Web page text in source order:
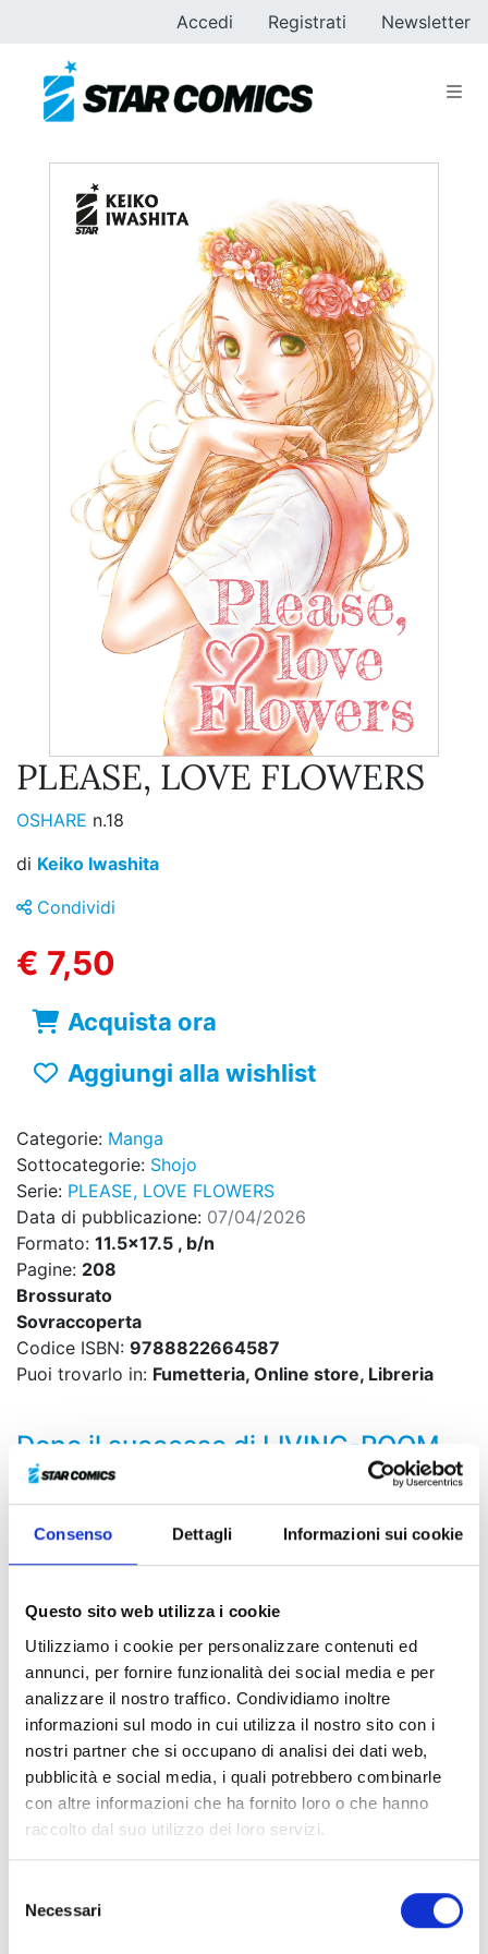
Consenso Dettagli Informazioni sui cookie
Questo sito web utilizza i cookie
Utilizziamo i cookie per personalizzare contenuti ed
annunci, per fornire funzionalità dei social media e per
analizzare il nostro traffico. Condividiamo inoltre
informazioni sul modo in cui utilizza il nostro sito con i
nostri partner che si occupano di analisi dei dati web,
pubblicità e social media, i quali potrebbero combinarle
con altre informazioni che ha fornito loro o che hanno
raccolto dal suo utilizzo dei loro servizi.
delNecessari
Accedi Registrati Newsletter
PLEASE, LOVE FLOWERS
OSHARE n.18
di Keiko Iwashita
Condividi
€ 7,50
Acquista ora
Aggiungi alla wishlist
Categorie: Manga
Sottocategorie: Shojo
Serie: PLEASE, LOVE FLOWERS
Data di pubblicazione: 07/04/2026
Formato: 11.5x17.5 , b/n
Pagine: 208
Brossurato
Sovraccoperta
Codice ISBN: 9788822664587
Puoi trovarlo in: Fumetteria, Online store, Libreria
Dopo il successo di LIVING-ROOM
MATSUNAGA-SAN e CHOKING ON
LOVE, Star Comics è orgogliosa di
presentare una delle prime opere
realizzate dalla talentuosa Keiko
Iwashita!
A causa di un inganno del padre, un incallito giocatore
d’azzardo, la liceale Shion si ritrova di punto in bianco
a lavorare e vivere in un negozio di fiori. La ragazza,
che porta nel cuore la ferita per la prematura
scomparsa della madre, trova un sostegno in
Mamyuda, il giovane proprietario del negozio, che per
quanto severo prova compassione per lei e la tratta
con dolcezza. Con il passare dei giorni, in Shion